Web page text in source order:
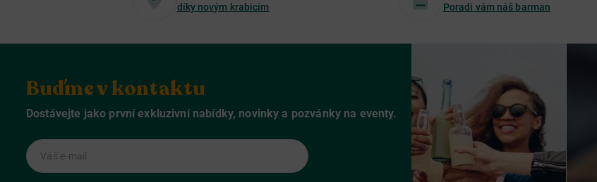
díky novým krabicím Poradí vám náš barman
Buďme v kontaktu
Dostávejte jako první exkluzivní nabídky, novinky a pozvánky na eventy.
Váš e-mail